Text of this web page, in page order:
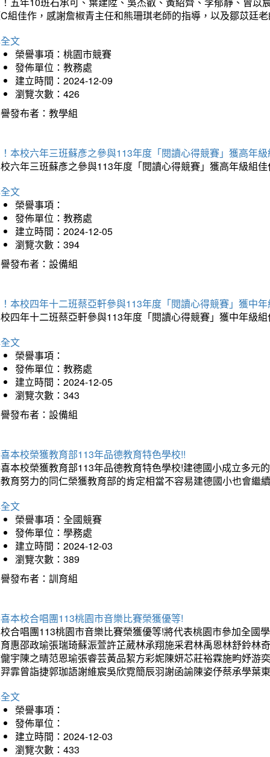
組佳作，感謝詹椒青主任和熊珊琪老師的指導，以及鄒苡廷
文
榮譽事項：桃園市競賽
發佈單位：教務處
建立時間：2024-12-09
瀏覽次數：426
發布者：教學組
本校六年三班蘇彥之參與113年度「閱讀心得競賽」獲高年
六年三班蘇彥之參與113年度「閱讀心得競賽」獲高年級組
文
榮譽事項：
發佈單位：教務處
建立時間：2024-12-05
瀏覽次數：394
發布者：設備組
本校四年十二班蔡亞軒參與113年度「閱讀心得競賽」獲中
四年十二班蔡亞軒參與113年度「閱讀心得競賽」獲中年級
文
榮譽事項：
發佈單位：教務處
建立時間：2024-12-05
瀏覽次數：343
發布者：設備組
本校榮獲教育部113年品德教育特色學校!!
本校榮獲教育部113年品德教育特色學校!建德國小成立多元
育努力的同仁榮獲教育部的肯定相當不容易建德國小也會繼
文
榮譽事項：全國競賽
發佈單位：學務處
建立時間：2024-12-03
瀏覽次數：389
發布者：訓育組
本校合唱團113桃園市音樂比賽榮獲優等!
合唱團113桃園市音樂比賽榮獲優等!將代表桃園市參加全國
惠邵政瑜張瑞琦蘇浱萱許芷葳林承翔施采君林禹恩林舒鈴林
宇陳之晴范恩瑜張睿芸黃品絜方彩妮陳妍芯莊裕霖施畇妤游
霏曾詣捷郭珈語謝維宸吳欣霓簡辰羽謝函諭陳姿伃蔡承學葉
文
榮譽事項：
發佈單位：
建立時間：2024-12-03
瀏覽次數：433